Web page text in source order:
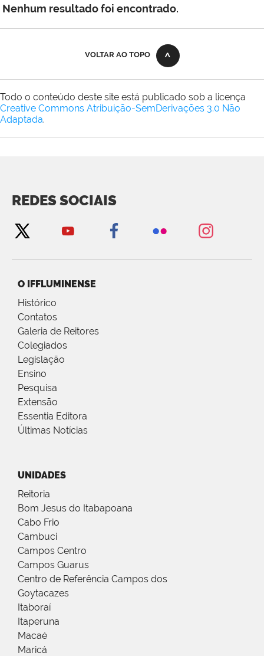
Nenhum resultado foi encontrado.
VOLTAR AO TOPO
Todo o conteúdo deste site está publicado sob a licença
Creative Commons Atribuição-SemDerivações 3.0 Não
Adaptada.
REDES SOCIAIS
O IFFLUMINENSE
Histórico
Contatos
Galeria de Reitores
Colegiados
Legislação
Ensino
Pesquisa
Extensão
Essentia Editora
Últimas Notícias
UNIDADES
Reitoria
Bom Jesus do Itabapoana
Cabo Frio
Cambuci
Campos Centro
Campos Guarus
Centro de Referência Campos dos
Goytacazes
Itaboraí
Itaperuna
Macaé
Maricá